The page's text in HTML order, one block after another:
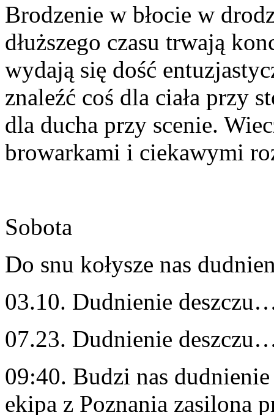
Brodzenie w błocie w
dłuższego czasu trwają
wydają się dość
znaleźć coś dla ciała przy
dla ducha przy scenie.
browarkami i ciekawymi
Sobota
Do snu kołysze nas
03.10. Dudnienie
07.23. Dudnienie
09:40. Budzi nas
ekipa z Poznania zasilona